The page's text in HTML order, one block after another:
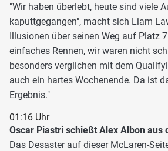
"Wir haben überlebt, heute sind viele
kaputtgegangen", macht sich Liam
Illusionen über seinen Weg auf Platz
einfaches Rennen, wir waren nicht
besonders verglichen mit dem
auch ein hartes Wochenende. Da ist
Ergebnis."
01:16 Uhr
Oscar Piastri schießt Alex Albon aus
Das Desaster auf dieser McLaren-